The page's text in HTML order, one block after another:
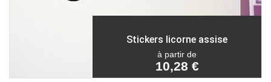
Stickers licorne assise
à partir de
10,28 €